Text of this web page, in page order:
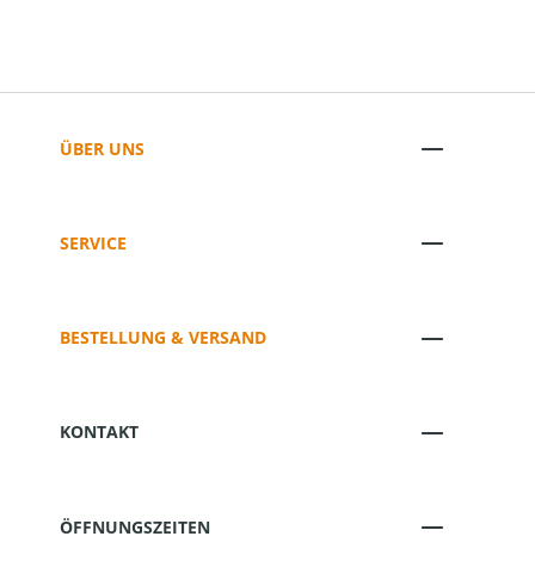
ÜBER UNS
SERVICE
BESTELLUNG & VERSAND
KONTAKT
ÖFFNUNGSZEITEN